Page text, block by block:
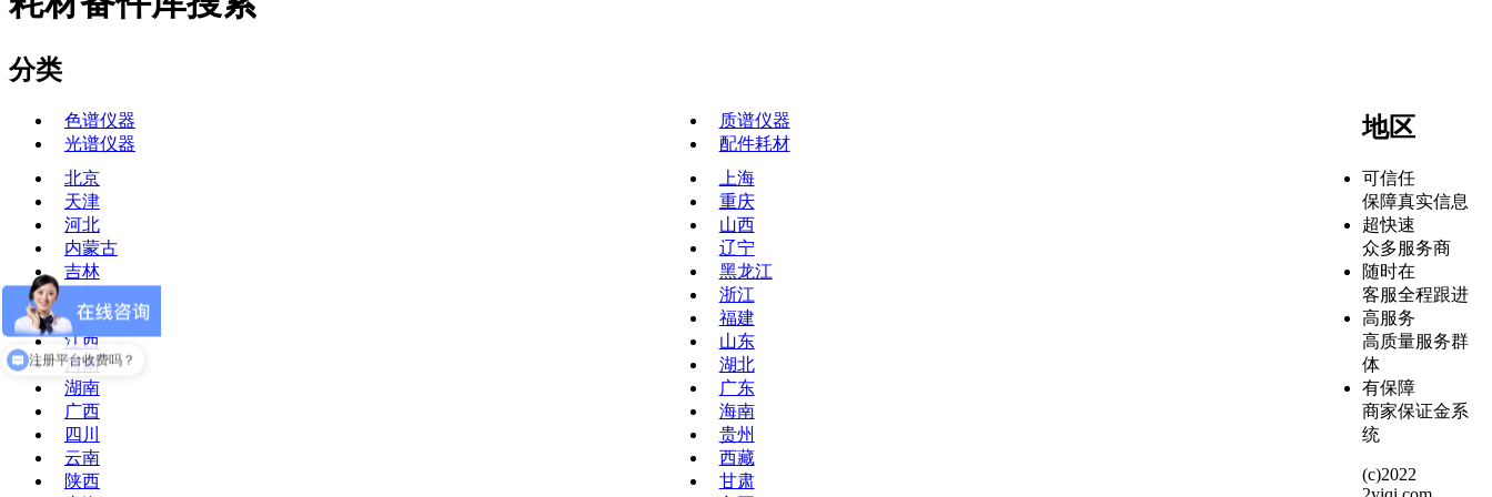
分类
色谱仪器
质谱仪器
光谱仪器
配件耗材
地区
北京
上海
天津
重庆
河北
山西
内蒙古
辽宁
吉林
黑龙江
浙江
安徽
福建
江西
山东
河南
湖北
湖南
广东
广西
海南
四川
贵州
云南
西藏
陕西
甘肃
可信任
保障真实信息
超快速
众多服务商
随时在
客服全程跟进
高服务
高质量服务群
体
有保障
商家保证金系
统
(c)2022
注册平台收费吗？
平台怎么注册？